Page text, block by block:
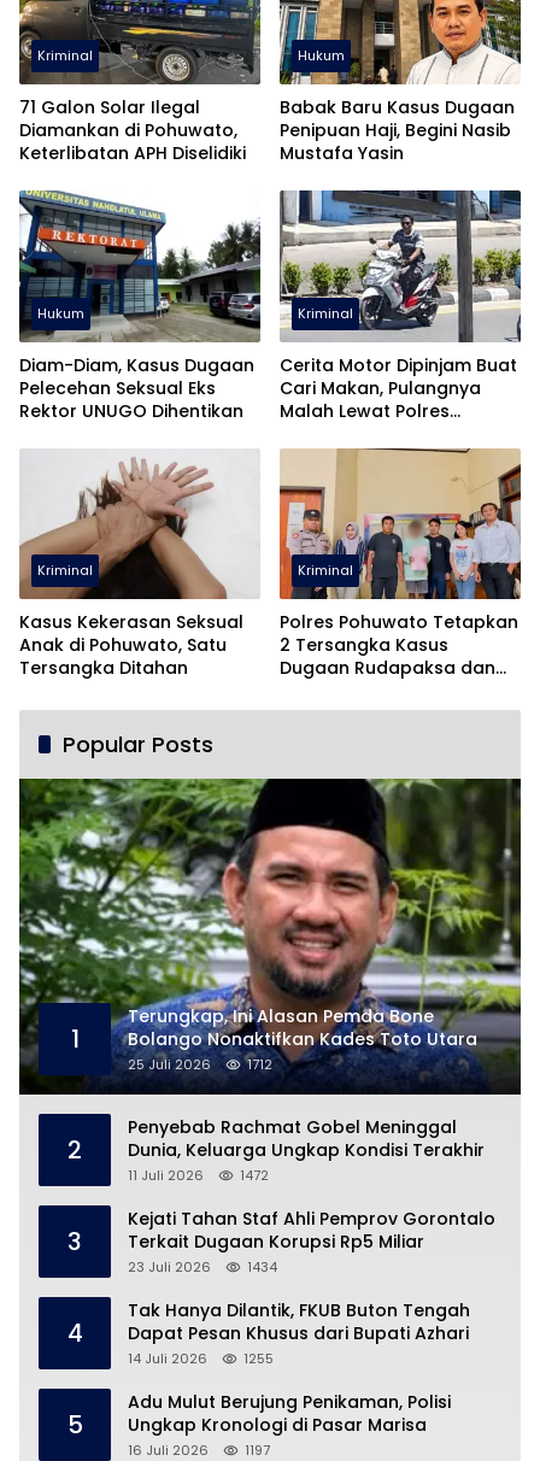
Kriminal
71 Galon Solar Ilegal
Diamankan di Pohuwato,
Keterlibatan APH Diselidiki
Hukum
Babak Baru Kasus Dugaan
Penipuan Haji, Begini Nasib
Mustafa Yasin
Hukum
Diam-Diam, Kasus Dugaan
Pelecehan Seksual Eks
Rektor UNUGO Dihentikan
Kriminal
Cerita Motor Dipinjam Buat
Cari Makan, Pulangnya
Malah Lewat Polres
Kriminal
Kasus Kekerasan Seksual
Anak di Pohuwato, Satu
Tersangka Ditahan
Kriminal
Polres Pohuwato Tetapkan
2 Tersangka Kasus
Dugaan Rudapaksa dan
Popular Posts
1
Terungkap, Ini Alasan Pemda Bone
Bolango Nonaktifkan Kades Toto Utara
25 Juli 2026 1712
2
Penyebab Rachmat Gobel Meninggal
Dunia, Keluarga Ungkap Kondisi Terakhir
11 Juli 2026 1472
3
Kejati Tahan Staf Ahli Pemprov Gorontalo
Terkait Dugaan Korupsi Rp5 Miliar
23 Juli 2026 1434
4
Tak Hanya Dilantik, FKUB Buton Tengah
Dapat Pesan Khusus dari Bupati Azhari
14 Juli 2026 1255
5
Adu Mulut Berujung Penikaman, Polisi
Ungkap Kronologi di Pasar Marisa
16 Juli 2026 1197